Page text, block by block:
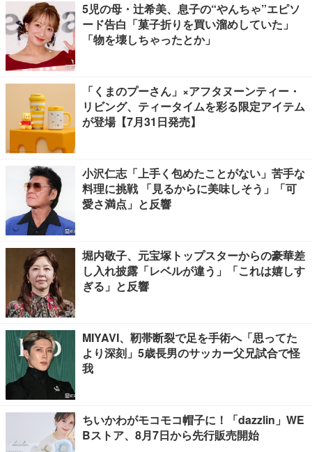
5児の母・辻希美、息子の“やんちゃ”エピソ
ード告白「菓子折りを買い溜めしていた」
「物を壊しちゃったとか」
「くまのプーさん」×アフタヌーンティー・
リビング、ティータイムを彩る限定アイテム
が登場【7月31日発売】
小沢仁志「上手く包めたことがない」苦手な
料理に挑戦 「見るからに美味しそう」「可
愛さ満点」と反響
堀内敬子、元宝塚トップスターからの豪華差
し入れ披露「レベルが違う」「これは嬉しす
ぎる」と反響
MIYAVI、靭帯断裂で足を手術へ「思ってた
より深刻」5歳長男のサッカー父兄試合で怪
我
ちいかわがモコモコ帽子に！「dazzlin」WE
Bストア、8月7日から先行販売開始